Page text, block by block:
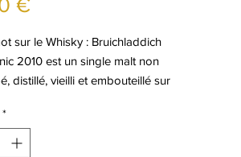
€
sur le Whisky : Bruichladdich
2010 est un single malt non
distillé, vieilli et embouteillé sur
et d’origine écossaise. Orge
provenant de la ferme Mid
*